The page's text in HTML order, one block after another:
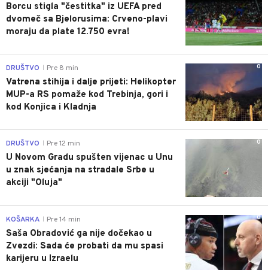
Borcu stigla "čestitka" iz UEFA pred
dvomeč sa Bjelorusima: Crveno-plavi
moraju da plate 12.750 evra!
0
DRUŠTVO Pre 8 min
Vatrena stihija i dalje prijeti: Helikopter
MUP-a RS pomaže kod Trebinja, gori i
kod Konjica i Kladnja
0
DRUŠTVO Pre 12 min
U Novom Gradu spušten vijenac u Unu
u znak sjećanja na stradale Srbe u
akciji "Oluja"
0
KOŠARKA Pre 14 min
Saša Obradović ga nije dočekao u
Zvezdi: Sada će probati da mu spasi
karijeru u Izraelu